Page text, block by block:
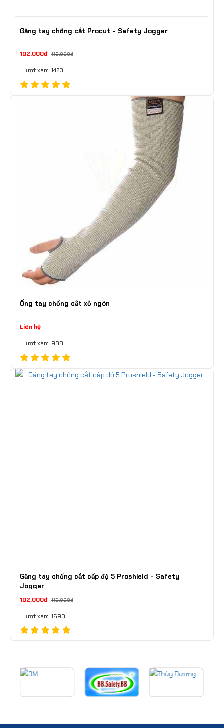
Găng tay chống cắt Procut - Safety Jogger
102,000đ 110,000đ
Lượt xem: 1423
Ống tay chống cắt xỏ ngón
Liên hệ
Lượt xem: 988
Găng tay chống cắt cấp độ 5 Proshield - Safety
Jogger
102,000đ 110,000đ
Lượt xem: 1690